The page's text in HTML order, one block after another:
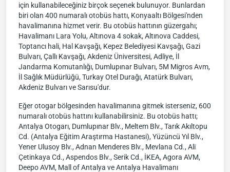
için kullanabileceğiniz birçok seçenek bulunuyor. Bunlardan
biri olan 400 numaralı otobüs hattı, Konyaaltı Bölgesi'nden
havalimanına hizmet verir. Bu otobüs hattının güzergahı;
Havalimanı Lara Yolu, Altınova 4 sokak, Altınova Caddesi,
Toptancı hali, Hal Kavşağı, Kepez Belediyesi Kavşağı, Gazi
Bulvarı, Çallı Kavşağı, Akdeniz Üniversitesi, Adliye, İl
Jandarma Komutanlığı, Dumlupınar Bulvarı, 5M Migros Avm,
İl Sağlık Müdürlüğü, Turkay Otel Durağı, Atatürk Bulvarı,
Akdeniz Bulvarı ve Sarısu'dur.
Eğer otogar bölgesinden havalimanına gitmek isterseniz, 600
numaralı otobüs hattını kullanabilirsiniz. Bu otobüs hattı;
Antalya Otogarı, Dumlupınar Blv., Meltem Blv., Tarık Akıltopu
Cd. (Antalya Eğitim Araştırma Hastanesi), Yüzüncü Yıl Blv.,
Yener Ulusoy Blv., Adnan Menderes Blv., Mevlana Cd., Ali
Çetinkaya Cd., Aspendos Blv., Serik Cd., İKEA, Agora AVM,
Deepo AVM, Mall of Antalya ve Antalya Havalimanı